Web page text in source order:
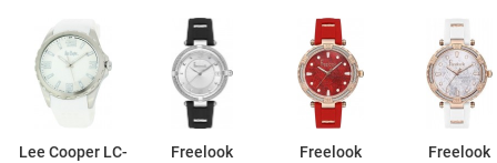
Lee Cooper LC-
Freelook
Freelook
Freelook